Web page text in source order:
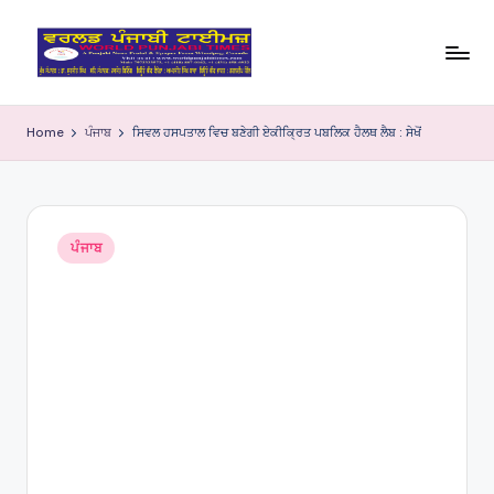
o
rl
d
Home ਪੰਜਾਬ ਸਿਵਲ ਹਸਪਤਾਲ ਵਿਚ ਬਣੇਗੀ ਏਕੀਕ੍ਰਿਤ ਪਬਲਿਕ ਹੈਲਥ ਲੈਬ : ਸੇਖੋਂ
Posted
in
ਪੰਜਾਬ